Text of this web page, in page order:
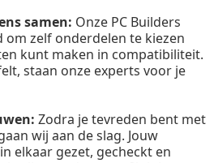
samen: Onze PC Builders
om zelf onderdelen te kiezen
kunt maken in compatibiliteit.
staan onze experts voor je
Zodra je tevreden bent met
wij aan de slag. Jouw
elkaar gezet, gecheckt en